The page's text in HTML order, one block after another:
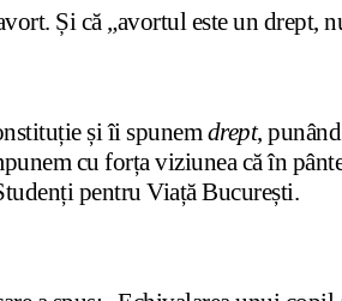
Și că „avortul este un drept,
și îi spunemdrept,
cu forța viziunea că în
pentru Viață București.